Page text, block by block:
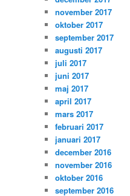
november 2017
oktober 2017
september 2017
augusti 2017
juli 2017
juni 2017
maj 2017
april 2017
mars 2017
februari 2017
januari 2017
december 2016
november 2016
oktober 2016
september 2016